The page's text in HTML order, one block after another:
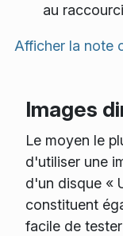
au
Afficher la note
Images
Le moyen le
d'utiliser une
d'un disque «
constituent
facile de